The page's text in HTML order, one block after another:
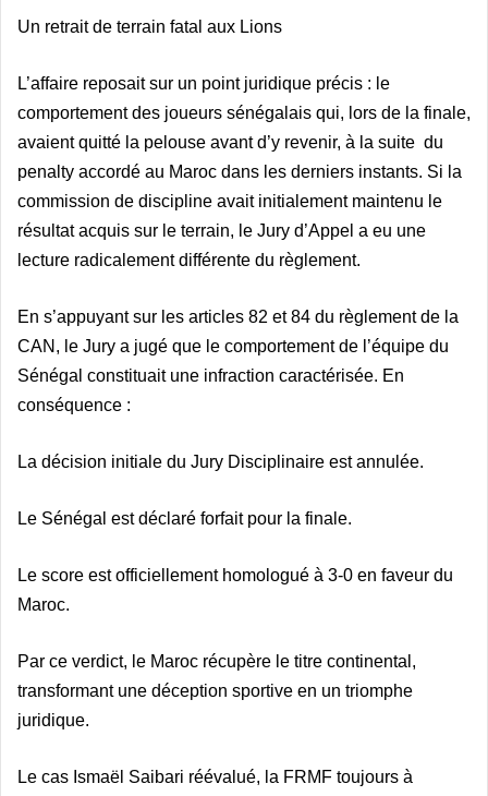
Un retrait de terrain fatal aux Lions
L’affaire reposait sur un point juridique précis : le
comportement des joueurs sénégalais qui, lors de la finale,
avaient quitté la pelouse avant d’y revenir, à la suite du
penalty accordé au Maroc dans les derniers instants. Si la
commission de discipline avait initialement maintenu le
résultat acquis sur le terrain, le Jury d’Appel a eu une
lecture radicalement différente du règlement.
En s’appuyant sur les articles 82 et 84 du règlement de la
CAN, le Jury a jugé que le comportement de l’équipe du
Sénégal constituait une infraction caractérisée. En
conséquence :
La décision initiale du Jury Disciplinaire est annulée.
Le Sénégal est déclaré forfait pour la finale.
Le score est officiellement homologué à 3-0 en faveur du
Maroc.
Par ce verdict, le Maroc récupère le titre continental,
transformant une déception sportive en un triomphe
juridique.
Le cas Ismaël Saibari réévalué, la FRMF toujours à